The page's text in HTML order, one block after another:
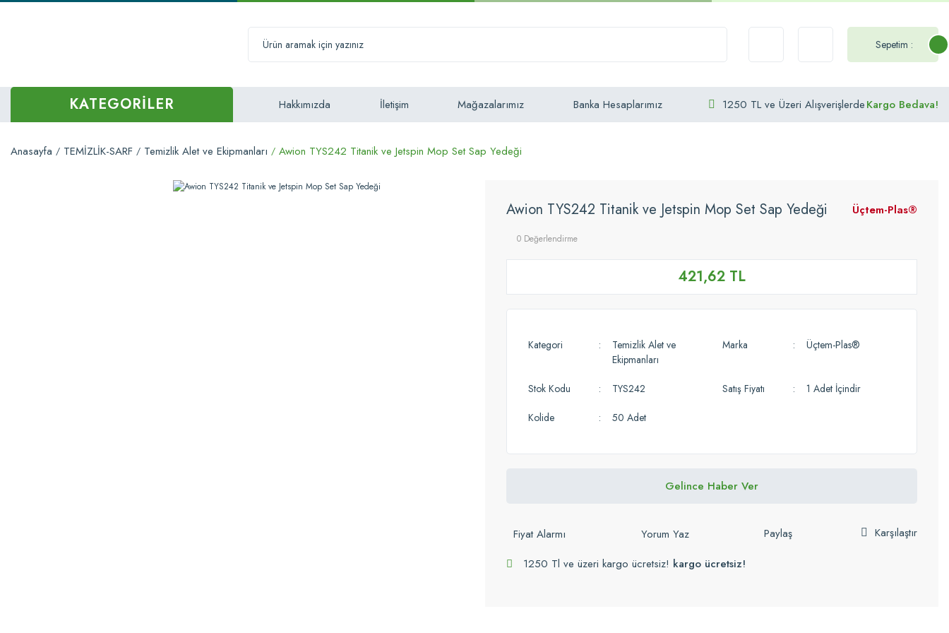
Sepetim :
KATEGORİLER Hakkımızda İletişim Mağazalarımız Banka Hesaplarımız 1250 TL ve Üzeri AlışverişlerdeKargo Bedava!
Anasayfa TEMİZLİK-SARF Temizlik Alet ve Ekipmanları Awion TYS242 Titanik ve Jetspin Mop Set Sap Yedeği
Awion TYS242 Titanik ve Jetspin Mop Set Sap Yedeği Üçtem-Plas®
0 Değerlendirme
421,62 TL
Kategori
Temizlik Alet ve
Ekipmanları
Marka Üçtem-Plas®
Stok Kodu TYS242 Satış Fiyatı 1 Adet İçindir
Kolide 50 Adet
Gelince Haber Ver
Fiyat Alarmı Yorum Yaz Paylaş
Karşılaştır
1250 Tl ve üzeri kargo ücretsiz! kargo ücretsiz!